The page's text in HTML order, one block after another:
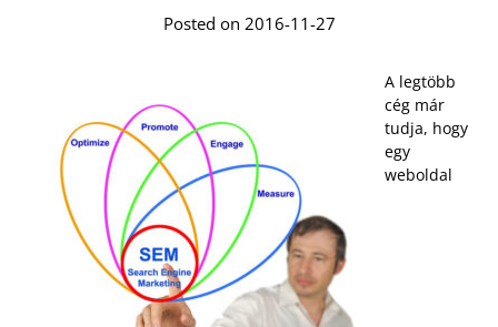
Posted on 2016-11-27
A legtöbb
cég már
tudja, hogy
egy
weboldal